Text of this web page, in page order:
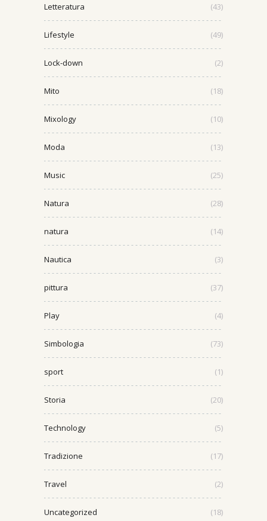
Letteratura (43)
Lifestyle (49)
Lock-down (2)
Mito (18)
Mixology (10)
Moda (13)
Music (25)
Natura (28)
natura (14)
Nautica (3)
pittura (37)
Play (4)
Simbologia (73)
sport (1)
Storia (20)
Technology (5)
Tradizione (17)
Travel (2)
Uncategorized (18)